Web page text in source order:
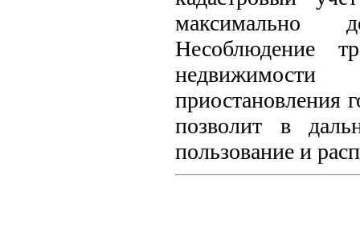
максимально
Несоблюдение
приостановления
позволит в
пользование и